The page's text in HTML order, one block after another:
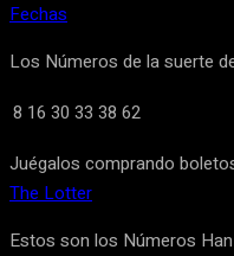
Fechas
Los Números de la suerte
8 16 30 33 38 62
Juégalos comprando
The Lotter
Estos son los Números